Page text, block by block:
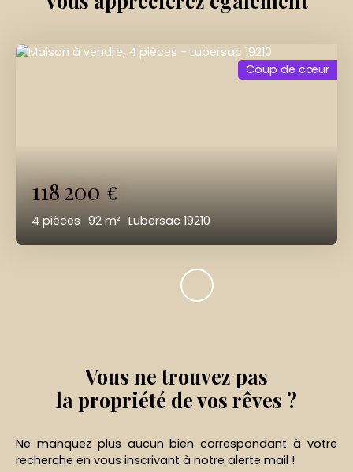
118 200€
4 pièces 92 m² Lubersac 19210
Coup de cœur
Vous ne trouvez pas
la propriété de vos rêves ?
Ne manquez plus aucun bien correspondant à votre
recherche en vous inscrivant à notre alerte mail !